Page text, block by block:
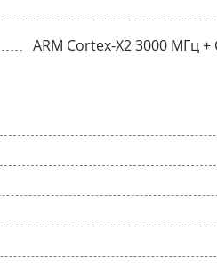
ARM Cortex-X2 3000 МГц